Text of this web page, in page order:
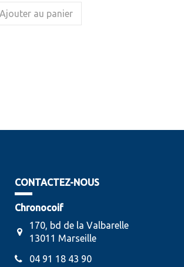
Ajouter au panier
CONTACTEZ-NOUS
Chronocoif
170, bd de la Valbarelle
13011 Marseille
04 91 18 43 90